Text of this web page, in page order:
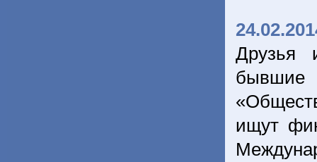
Друзья
бывшие
ищут